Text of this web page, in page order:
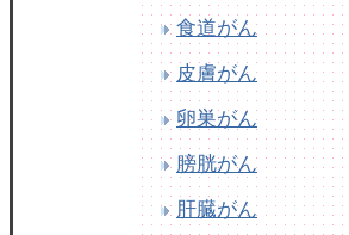
食道がん
皮膚がん
卵巣がん
膀胱がん
肝臓がん